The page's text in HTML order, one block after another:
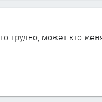
трудно, может кто